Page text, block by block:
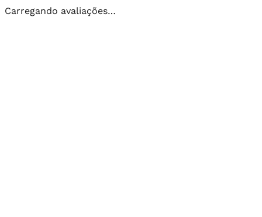
Carregando avaliações…